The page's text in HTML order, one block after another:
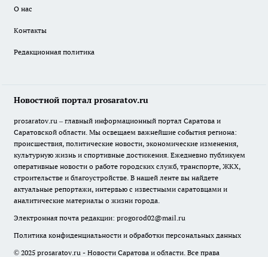
О нас
Контакты
Редакционная политика
Новостной портал prosaratov.ru
prosaratov.ru – главный информационный портал Саратова и
Саратовской области. Мы освещаем важнейшие события региона:
происшествия, политические новости, экономические изменения,
культурную жизнь и спортивные достижения. Ежедневно публикуем
оперативные новости о работе городских служб, транспорте, ЖКХ,
строительстве и благоустройстве. В нашей ленте вы найдете
актуальные репортажи, интервью с известными саратовцами и
аналитические материалы о жизни города.
Электронная почта редакции: progorod02@mail.ru
Политика конфиденциальности и обработки персональных данных
© 2025 prosaratov.ru - Новости Саратова и области. Все права